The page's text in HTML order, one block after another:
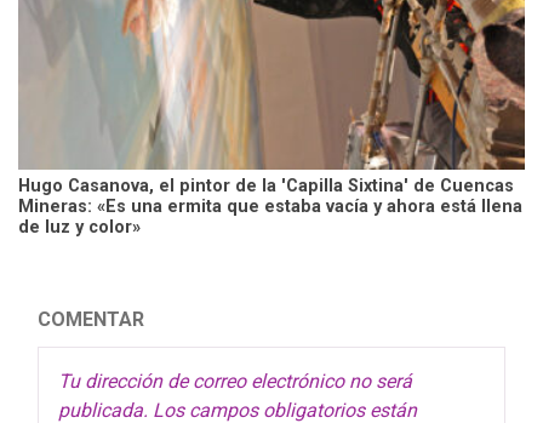
Hugo Casanova, el pintor de la 'Capilla Sixtina' de Cuencas
Mineras: «Es una ermita que estaba vacía y ahora está llena
de luz y color»
COMENTAR
Tu dirección de correo electrónico no será
publicada. Los campos obligatorios están